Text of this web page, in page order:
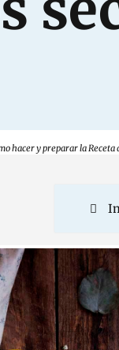
hacer y preparar la Receta